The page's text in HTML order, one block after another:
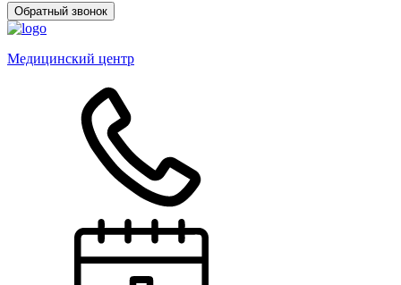
Обратный звонок
Медицинский центр